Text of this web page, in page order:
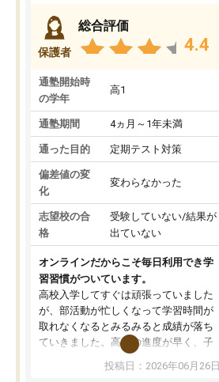
保護者
総合評価
4.4
通塾開始時
の学年
高1
通塾期間 4ヵ月～1年未満
通った目的 定期テスト対策
偏差値の変
化
変わらなかった
志望校の合
格
受験していない/結果が
出ていない
オンラインだからこそ毎日利用でき学
習習慣がついています。
高校入学してすぐは頑張っていました
が、部活動が忙しくなって学習時間が
取れなくなるとみるみると成績が落ち
ていきました。高校の進度が早く、子
供も家に帰って勉強の話すると嫌な反
応を示します。東大先生にお願いして
投稿日：2026年06月26日